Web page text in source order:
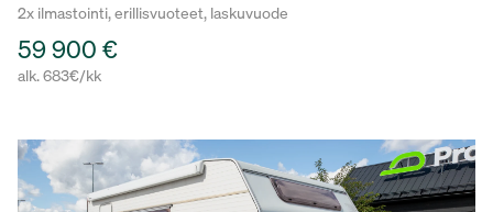
2x ilmastointi, erillisvuoteet, laskuvuode
59 900 €
alk. 683€/kk